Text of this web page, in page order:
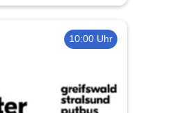
10:00 Uhr